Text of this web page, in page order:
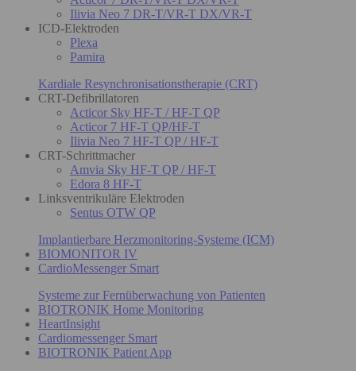
Ilivia Neo 7 DR-T/VR-T DX/VR-T
ICD-Elektroden
Plexa
Pamira
Kardiale Resynchronisationstherapie (CRT)
CRT-Defibrillatoren
Acticor Sky HF-T / HF-T QP
Acticor 7 HF-T QP/HF-T
Ilivia Neo 7 HF-T QP / HF-T
CRT-Schrittmacher
Amvia Sky HF-T QP / HF-T
Edora 8 HF-T
Linksventrikuläre Elektroden
Sentus OTW QP
Implantierbare Herzmonitoring-Systeme (ICM)
BIOMONITOR IV
CardioMessenger Smart
Systeme zur Fernüberwachung von Patienten
BIOTRONIK Home Monitoring
HeartInsight
Cardiomessenger Smart
BIOTRONIK Patient App